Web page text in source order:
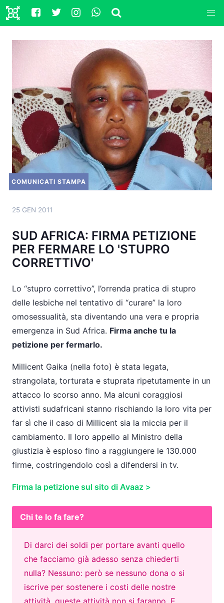
COMUNICATI STAMPA
25 GEN 2011
SUD AFRICA: FIRMA PETIZIONE
PER FERMARE LO 'STUPRO
CORRETTIVO'
Lo “stupro correttivo”, l’orrenda pratica di stupro
delle lesbiche nel tentativo di “curare” la loro
omosessualità, sta diventando una vera e propria
emergenza in Sud Africa. Firma anche tu la
petizione per fermarlo.
Millicent Gaika (nella foto) è stata legata,
strangolata, torturata e stuprata ripetutamente in un
attacco lo scorso anno. Ma alcuni coraggiosi
attivisti sudafricani stanno rischiando la loro vita per
far sì che il caso di Millicent sia la miccia per il
cambiamento. Il loro appello al Ministro della
giustizia è esploso fino a raggiungere le 130.000
firme, costringendolo così a difendersi in tv.
Firma la petizione sul sito di Avaaz >
Chi te lo fa fare?
Di darci dei soldi per portare avanti quello
che facciamo già adesso senza chiederti
nulla? Nessuno: però se nessuno dona o si
iscrive per sostenere i costi delle nostre
attività, queste attività non si faranno. E